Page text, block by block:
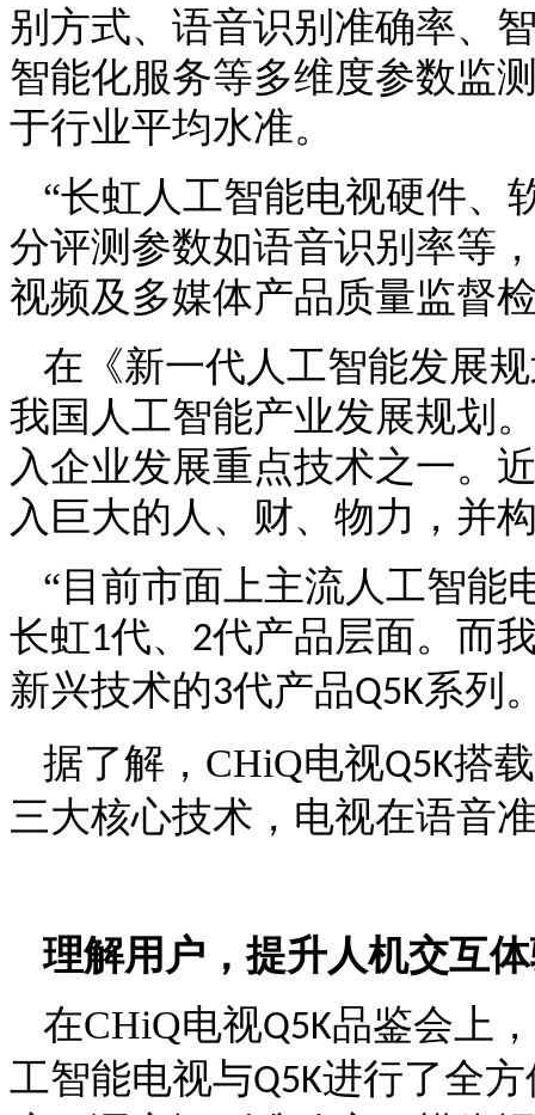
别方式、语音识别准确率、
智能化服务等多维度参数监
于行业平均水准。
“长虹人工智能电视硬件、
分评测参数如语音识别率等
视频及多媒体产品质量监督
在《新一代人工智能发展
我国人工智能产业发展规划
入企业发展重点技术之一。
入巨大的人、财、物力，并
“目前市面上主流人工智能
长虹1代、 2代产品层面。而
新兴技术的3代产品Q5K系列
据了解， CHiQ电视Q5K搭
三大核心技术，电视在语音
理解用户，提升人机交互
在CHiQ电视Q5K品鉴会上
工智能电视与Q5K进行了全